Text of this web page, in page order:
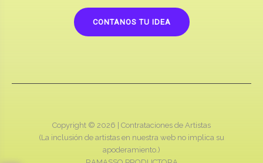
CONTANOS TU IDEA
Copyright © 2026 | Contrataciones de Artistas
(La inclusión de artistas en nuestra web no implica su
apoderamiento.)